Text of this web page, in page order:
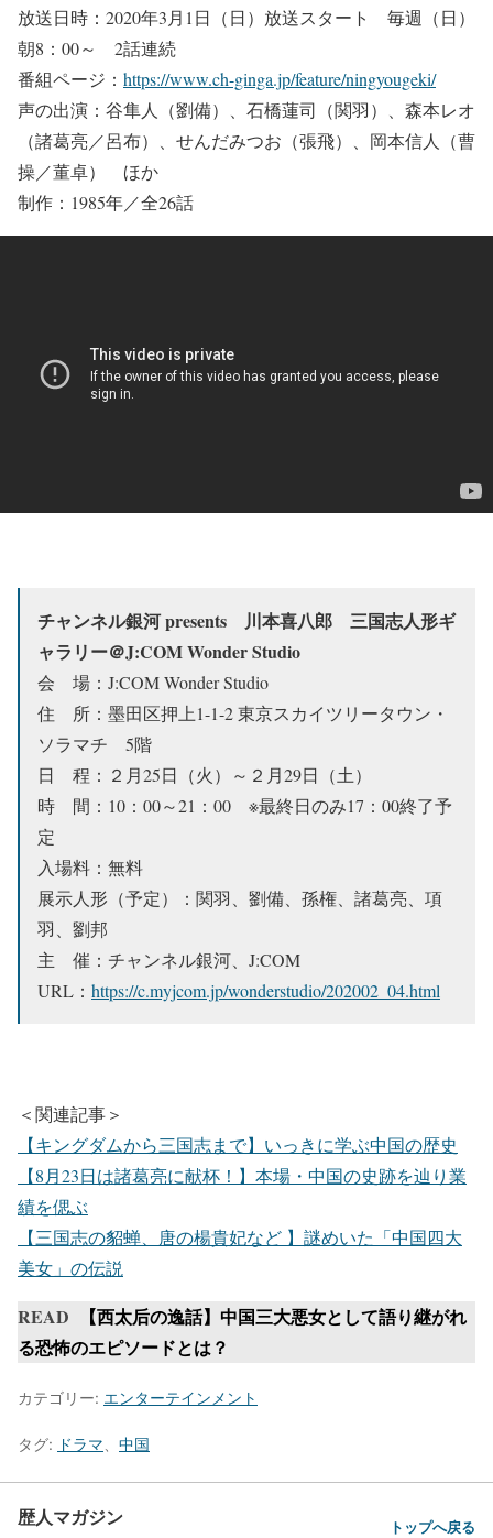
放送日時：2020年3月1日（日）放送スタート 毎週（日）
朝8：00～ 2話連続
番組ページ： https://www.ch-ginga.jp/feature/ningyougeki/
声の出演：谷隼人（劉備）、石橋蓮司（関羽）、森本レオ
（諸葛亮／呂布）、せんだみつお（張飛）、岡本信人（曹
操／董卓） ほか
制作：1985年／全26話
チャンネル銀河 presents 川本喜八郎 三国志人形ギ
ャラリー＠J:COM Wonder Studio
会 場：J:COM Wonder Studio
住 所：墨⽥区押上1-1-2 東京スカイツリータウン・
ソラマチ 5階
日 程：２月25日（火）～２月29日（土）
時 間：10：00～21：00 ※最終日のみ17：00終了予
定
入場料：無料
展示人形（予定）：関羽、劉備、孫権、諸葛亮、項
羽、劉邦
主 催：チャンネル銀河、J:COM
URL： https://c.myjcom.jp/wonderstudio/202002_04.html
＜関連記事＞
【キングダムから三国志まで】いっきに学ぶ中国の歴史
【8月23日は諸葛亮に献杯！】本場・中国の史跡を辿り業
績を偲ぶ
【三国志の貂蝉、唐の楊貴妃など 】謎めいた「中国四大
美女」の伝説
READ
【西太后の逸話】中国三大悪女として語り継がれ
る恐怖のエピソードとは？
カテゴリー: エンターテインメント
タグ: ドラマ 中国
歴人マガジン トップへ戻る